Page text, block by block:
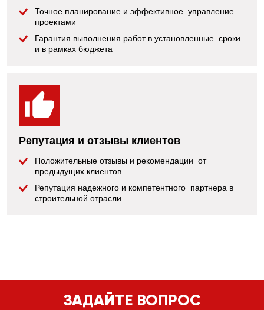
Точное планирование и эффективное управление
проектами
Гарантия выполнения работ в установленные сроки
и в рамках бюджета
Репутация и отзывы клиентов
Положительные отзывы и рекомендации от
предыдущих клиентов
Репутация надежного и компетентного партнера в
строительной отрасли
ЗАДАЙТЕ ВОПРОС